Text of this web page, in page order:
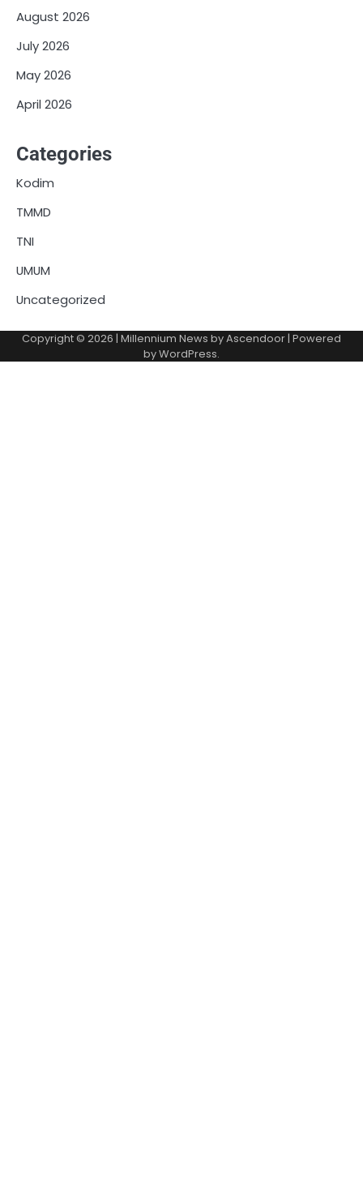
August 2026
July 2026
May 2026
April 2026
Categories
Kodim
TMMD
TNI
UMUM
Uncategorized
Copyright © 2026 | Millennium News byAscendoor | Powered
byWordPress.